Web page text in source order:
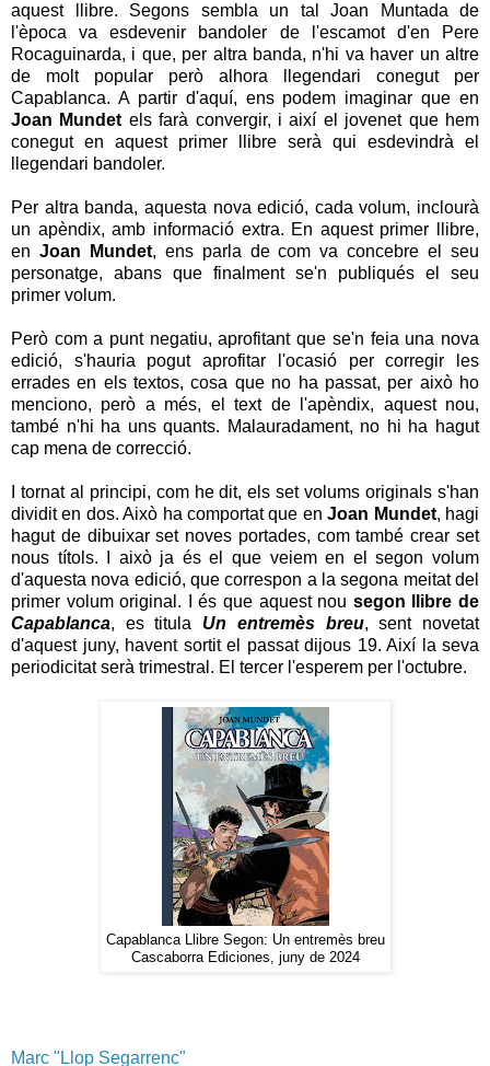
aquest llibre. Segons sembla un tal Joan Muntada de
l'època va esdevenir bandoler de l'escamot d'en Pere
Rocaguinarda, i que, per altra banda, n'hi va haver un altre
de molt popular però alhora llegendari conegut per
Capablanca. A partir d'aquí, ens podem imaginar que en
Joan Mundetels farà convergir, i així el jovenet que hem
conegut en aquest primer llibre serà qui esdevindrà el
llegendari bandoler.
Per altra banda, aquesta nova edició, cada volum, inclourà
un apèndix, amb informació extra. En aquest primer llibre,
en Joan Mundet, ens parla de com va concebre el seu
personatge, abans que finalment se'n publiqués el seu
primer volum.
Però com a punt negatiu, aprofitant que se'n feia una nova
edició, s'hauria pogut aprofitar l'ocasió per corregir les
errades en els textos, cosa que no ha passat, per això ho
menciono, però a més, el text de l'apèndix, aquest nou,
també n'hi ha uns quants. Malauradament, no hi ha hagut
cap mena de correcció.
I tornat al principi, com he dit, els set volums originals s'han
dividit en dos. Això ha comportat que enJoan Mundet, hagi
hagut de dibuixar set noves portades, com també crear set
nous títols. I això ja és el que veiem en el segon volum
d'aquesta nova edició, que correspon a la segona meitat del
primer volum original. I és que aquest nou segon llibre de
Capablanca, es titula Un entremès breu, sent novetat
d'aquest juny, havent sortit el passat dijous 19. Així la seva
periodicitat serà trimestral. El tercer l'esperem per l'octubre.
Capablanca Llibre Segon: Un entremès breu
Cascaborra Ediciones, juny de 2024
Marc "Llop Segarrenc"